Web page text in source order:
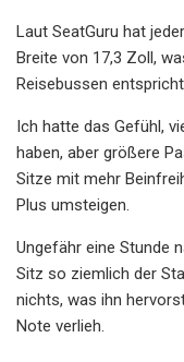
Laut SeatGuru hat
Breite von 17,3 Zoll,
Reisebussen
Ich hatte das Gefühl,
haben, aber größere
Sitze mit mehr
Plus umsteigen.
Ungefähr eine Stunde
Sitz so ziemlich der
nichts, was ihn
Note verlieh.